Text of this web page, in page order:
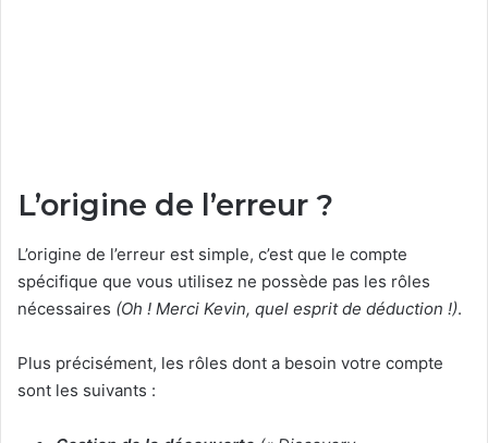
L’origine de l’erreur ?
L’origine de l’erreur est simple, c’est que le compte
spécifique que vous utilisez ne possède pas les rôles
nécessaires (Oh ! Merci Kevin, quel esprit de déduction !).
Plus précisément, les rôles dont a besoin votre compte
sont les suivants :